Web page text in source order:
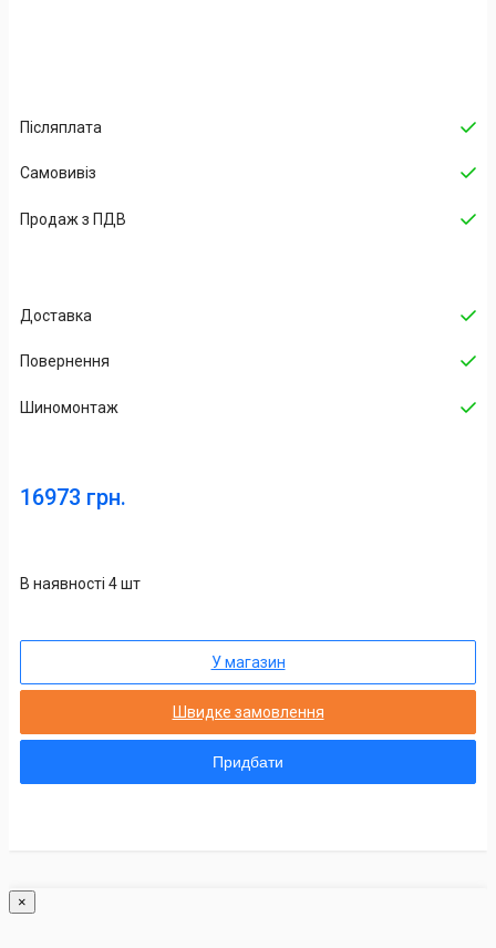
Післяплата
Самовивіз
Продаж з ПДВ
Доставка
Повернення
Шиномонтаж
16973 грн.
В наявності 4 шт
У магазин
Швидке замовлення
Придбати
×